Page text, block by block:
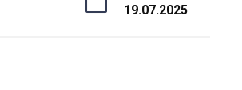
19.07.2025